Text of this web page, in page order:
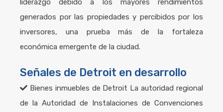
liderazgo debido a los mayores rendimientos
generados por las propiedades y percibidos por los
inversores, una prueba más de la fortaleza
económica emergente de la ciudad.
Señales de Detroit en desarrollo
Bienes inmuebles de Detroit La autoridad regional
de la Autoridad de Instalaciones de Convenciones